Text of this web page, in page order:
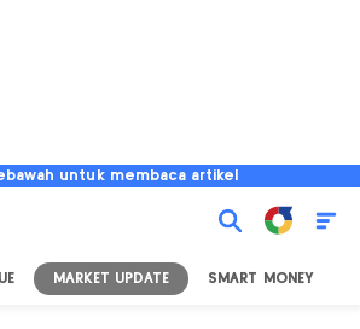
untuk membaca artikel
MARKET UPDATE SMART MONEY